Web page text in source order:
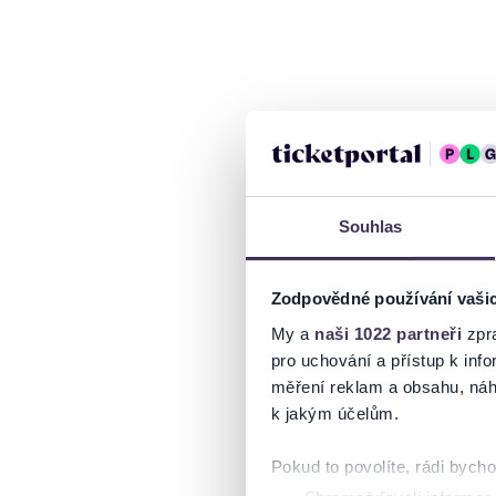
Souhlas
Zodpovědné používání
My a naši 1022 partneři
pro uchování a přístup k
měření reklam a obsahu,
k jakým účelům.
Pokud to povolíte, rádi